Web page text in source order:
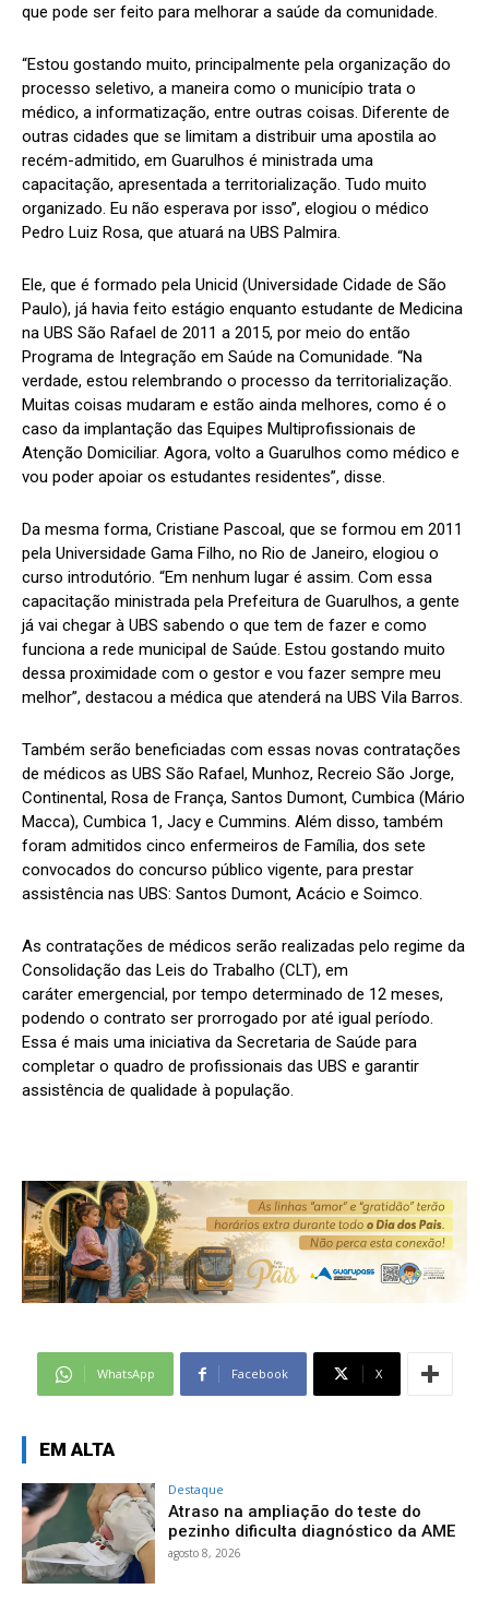
que pode ser feito para melhorar a saúde da comunidade.
“Estou gostando muito, principalmente pela organização do
processo seletivo, a maneira como o município trata o
médico, a informatização, entre outras coisas. Diferente de
outras cidades que se limitam a distribuir uma apostila ao
recém-admitido, em Guarulhos é ministrada uma
capacitação, apresentada a territorialização. Tudo muito
organizado. Eu não esperava por isso”, elogiou o médico
Pedro Luiz Rosa, que atuará na UBS Palmira.
Ele, que é formado pela Unicid (Universidade Cidade de São
Paulo), já havia feito estágio enquanto estudante de Medicina
na UBS São Rafael de 2011 a 2015, por meio do então
Programa de Integração em Saúde na Comunidade. “Na
verdade, estou relembrando o processo da territorialização.
Muitas coisas mudaram e estão ainda melhores, como é o
caso da implantação das Equipes Multiprofissionais de
Atenção Domiciliar. Agora, volto a Guarulhos como médico e
vou poder apoiar os estudantes residentes”, disse.
Da mesma forma, Cristiane Pascoal, que se formou em 2011
pela Universidade Gama Filho, no Rio de Janeiro, elogiou o
curso introdutório. “Em nenhum lugar é assim. Com essa
capacitação ministrada pela Prefeitura de Guarulhos, a gente
já vai chegar à UBS sabendo o que tem de fazer e como
funciona a rede municipal de Saúde. Estou gostando muito
dessa proximidade com o gestor e vou fazer sempre meu
melhor”, destacou a médica que atenderá na UBS Vila Barros.
Também serão beneficiadas com essas novas contratações
de médicos as UBS São Rafael, Munhoz, Recreio São Jorge,
Continental, Rosa de França, Santos Dumont, Cumbica (Mário
Macca), Cumbica 1, Jacy e Cummins. Além disso, também
foram admitidos cinco enfermeiros de Família, dos sete
convocados do concurso público vigente, para prestar
assistência nas UBS: Santos Dumont, Acácio e Soimco.
As contratações de médicos serão realizadas pelo regime da
Consolidação das Leis do Trabalho (CLT), em
caráter emergencial, por tempo determinado de 12 meses,
podendo o contrato ser prorrogado por até igual período.
Essa é mais uma iniciativa da Secretaria de Saúde para
completar o quadro de profissionais das UBS e garantir
assistência de qualidade à população.
WhatsApp Facebook X
EM ALTA
Destaque
Atraso na ampliação do teste do
pezinho dificulta diagnóstico da AME
agosto 8, 2026